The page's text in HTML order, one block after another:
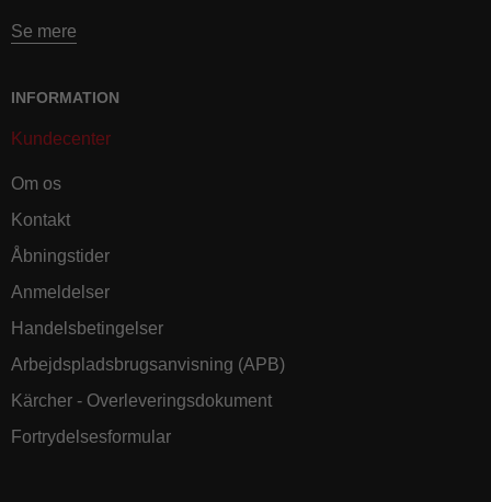
Se mere
INFORMATION
Kundecenter
Om os
Kontakt
Åbningstider
Anmeldelser
Handelsbetingelser
Arbejdspladsbrugsanvisning (APB)
Kärcher - Overleveringsdokument
Fortrydelsesformular